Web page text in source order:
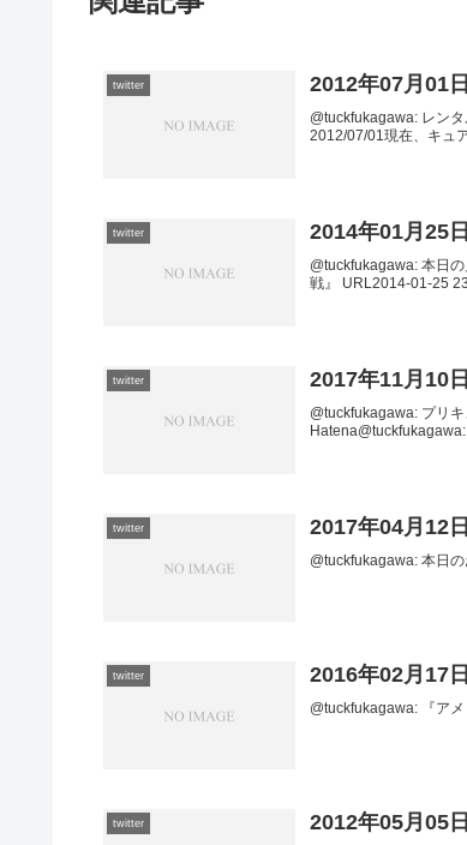
twitter 2012年07月01
@tuckfukagawa: レン
2012/07/01現在、キュ
twitter 2014年01月25
@tuckfukagawa: 本日
戦』 URL2014-01-25
twitter 2017年11月10
@tuckfukagawa: プリ
twitter 2017年04月12
@tuckfukagawa: 本日
twitter 2016年02月17
@tuckfukagawa: 『ア
twitter 2012年05月05